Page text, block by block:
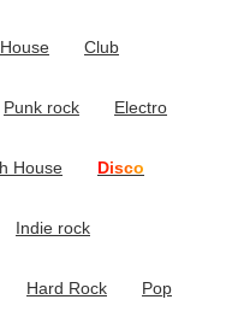
Club
Punk rock Electro
House Disco
Indie rock
Hard Rock Pop